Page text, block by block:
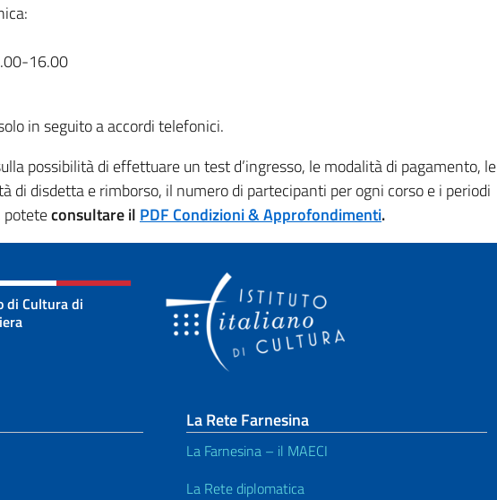
16.00
in seguito a accordi telefonici.
possibilità di effettuare un test d’ingresso, le modalità di pagamento, le
di disdetta e rimborso, il numero di partecipanti per ogni corso e i periodi
poteteconsultare il PDF Condizioni & Approfondimenti.
di Cultura di
La Rete Farnesina
La Farnesina – il MAECI
La Rete diplomatica